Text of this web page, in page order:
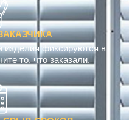
изделия фиксируются в
то, что заказали.